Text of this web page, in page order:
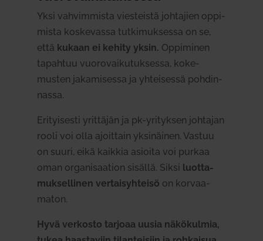
Yksi vah­vim­mista vies­teistä joh­tajien oppi­
mista kos­ke­vassa tut­ki­muk­sessa on se,
että kukaan ei kehity yksin. Oppi­minen
tapahtuu vuo­ro­vai­ku­tuk­sessa, koke­
musten jaka­mi­sessa ja yhtei­sessä poh­din­
nassa.
Eri­tyi­sesti yrit­täjän ja pk-yri­tyksen joh­tajan
rooli voi olla ajoittain yksi­näinen. Vastuu
on suuri, eikä kaikkia asioita voi purkaa
oman orga­ni­saation sisällä. Siksi luot­ta­
muk­sel­linen ver­tai­syh­teisö on kor­vaa­
maton.
Hyvä ver­kosto tarjoaa uusia näkö­kulmia,